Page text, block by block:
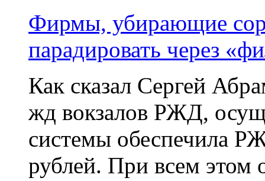
Фирмы, убирающие сор
парадировать через
Как сказал Сергей
жд вокзалов РЖД,
системы обеспечила
рублей. При всем этом